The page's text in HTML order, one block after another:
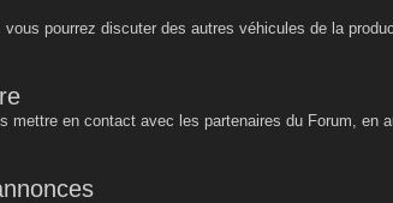
pourrez discuter des autres véhicules de la
mettre en contact avec les partenaires du Forum,